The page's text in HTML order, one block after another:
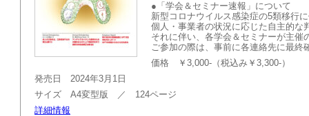
●「学会＆セミナー速報」について
新型コロナウイルス感染症の5類移行
個人・事業者の状況に応じた自主的な
それに伴い、各学会＆セミナーが主
ご参加の際は、事前に各連絡先に最
価格 ￥3,000-（税込み￥3,300-）
発売日 2024年3月1日
サイズ A4変型版 ／ 124ページ
詳細情報